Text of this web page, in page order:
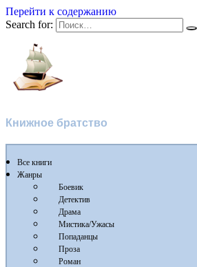
Перейти к содержанию
Search for:
Книжное братство
Все книги
Жанры
Боевик
Детектив
Драма
Мистика/Ужасы
Попаданцы
Проза
Роман